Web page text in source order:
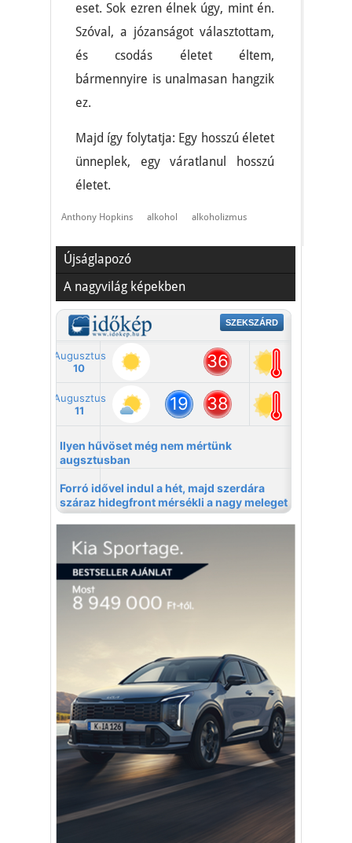
eset. Sok ezren élnek úgy, mint én.
Szóval, a józanságot választottam,
és csodás életet éltem,
bármennyire is unalmasan hangzik
ez.
Majd így folytatja: Egy hosszú életet
ünneplek, egy váratlanul hosszú
életet.
Anthony Hopkins alkohol alkoholizmus
Újságlapozó
A nagyvilág képekben